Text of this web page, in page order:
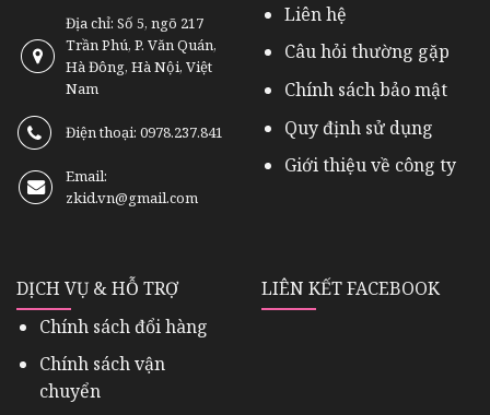
Địa chỉ: Số 5, ngõ 217
Trần Phú, P. Văn Quán,
Hà Đông, Hà Nội, Việt
Nam
Điện thoại: 0978.237.841
Email:
zkid.vn@gmail.com
Liên hệ
Câu hỏi thường gặp
Chính sách bảo mật
Quy định sử dụng
Giới thiệu về công ty
DỊCH VỤ & HỖ TRỢ
Chính sách đổi hàng
Chính sách vận
chuyển
LIÊN KẾT FACEBOOK